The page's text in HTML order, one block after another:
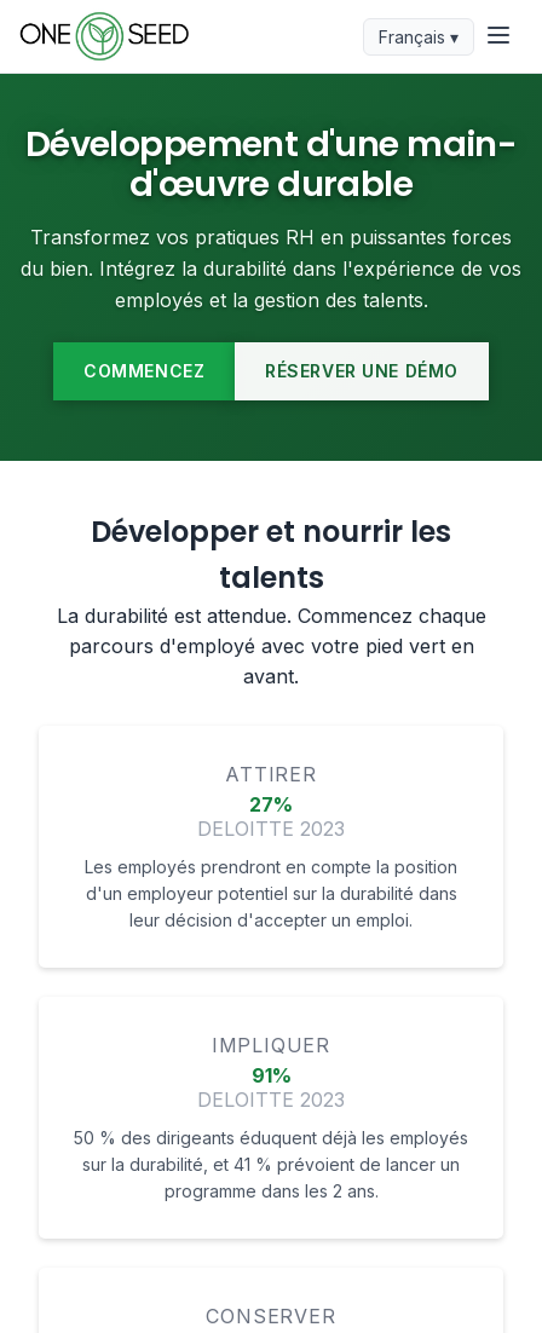
Français ▾
Développement d'une main-
d'œuvre durable
Transformez vos pratiques RH en puissantes forces
du bien. Intégrez la durabilité dans l'expérience de vos
employés et la gestion des talents.
COMMENCEZ RÉSERVER UNE DÉMO
Développer et nourrir les
talents
La durabilité est attendue. Commencez chaque
parcours d'employé avec votre pied vert en
avant.
ATTIRER
27%
DELOITTE 2023
Les employés prendront en compte la position
d'un employeur potentiel sur la durabilité dans
leur décision d'accepter un emploi.
IMPLIQUER
91%
DELOITTE 2023
50 % des dirigeants éduquent déjà les employés
sur la durabilité, et 41 % prévoient de lancer un
programme dans les 2 ans.
CONSERVER